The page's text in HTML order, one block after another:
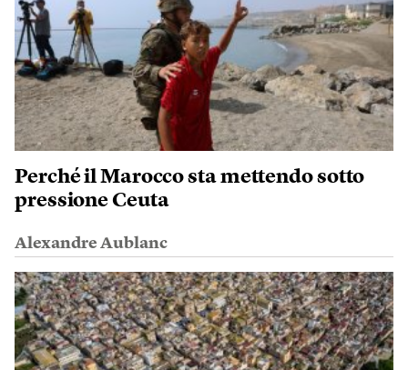
Perché il Marocco sta mettendo sotto
pressione Ceuta
Alexandre Aublanc